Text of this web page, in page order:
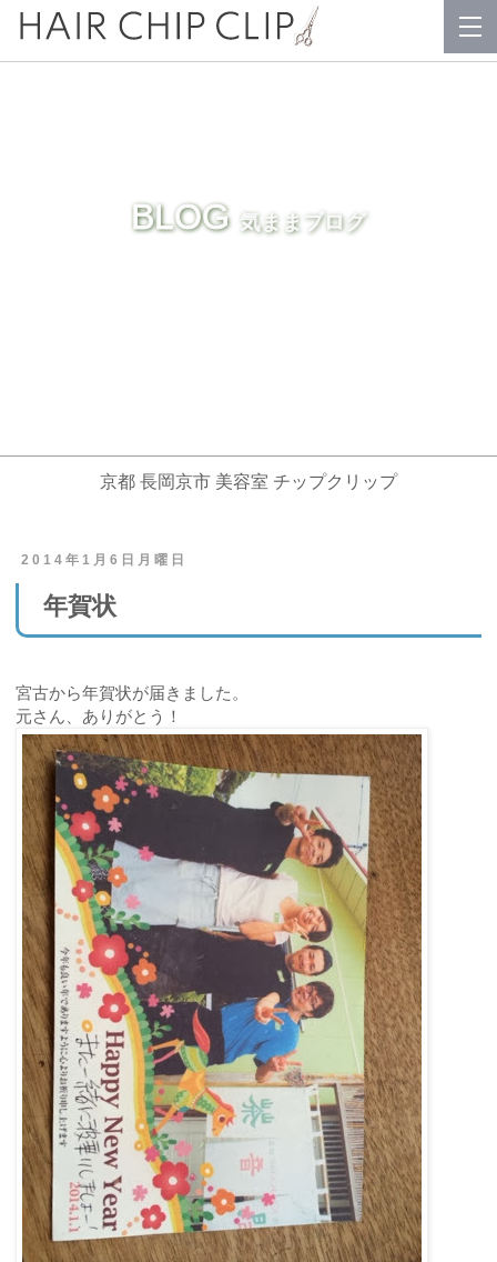
BLOG 気ままブログ
京都 長岡京市 美容室 チップクリップ
2014年1月6日月曜日
年賀状
宮古から年賀状が届きました。
元さん、ありがとう！